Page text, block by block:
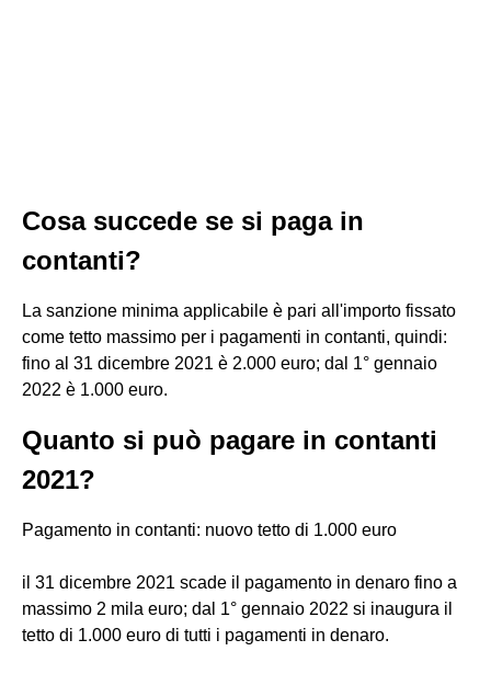
Cosa succede se si paga in
contanti?
La sanzione minima applicabile è pari all'importo fissato
come tetto massimo per i pagamenti in contanti, quindi:
fino al 31 dicembre 2021 è 2.000 euro; dal 1° gennaio
2022 è 1.000 euro.
Quanto si può pagare in contanti
2021?
Pagamento in contanti: nuovo tetto di 1.000 euro
il 31 dicembre 2021 scade il pagamento in denaro fino a
massimo 2 mila euro; dal 1° gennaio 2022 si inaugura il
tetto di 1.000 euro di tutti i pagamenti in denaro.